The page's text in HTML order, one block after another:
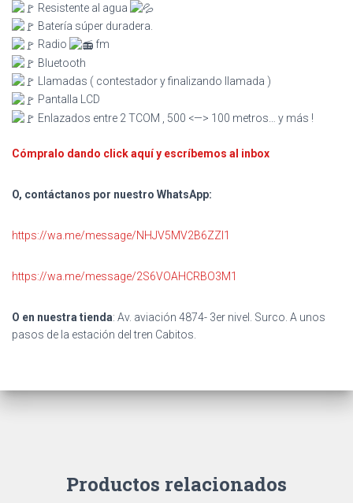
Resistente al agua
Batería súper duradera.
Radio
fm
Bluetooth
Llamadas ( contestador y finalizando llamada )
Pantalla LCD
Enlazados entre 2 TCOM , 500 <—> 100 metros… y más !
Cómpralo dando click aquí y escríbemos al inbox
O, contáctanos por nuestro WhatsApp:
https://wa.me/message/NHJV5MV2B6ZZI1
https://wa.me/message/2S6VOAHCRBO3M1
O en nuestra tienda: Av. aviación 4874- 3er nivel. Surco. A unos
pasos de la estación del tren Cabitos.
Productos relacionados